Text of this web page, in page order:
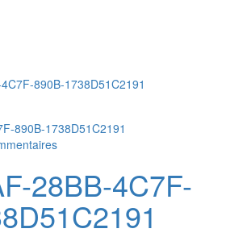
890B-1738D51C2191
28BB-4C7F-